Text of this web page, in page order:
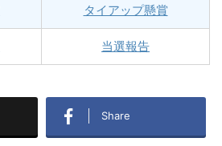
タイアップ懸賞
当選報告
Share